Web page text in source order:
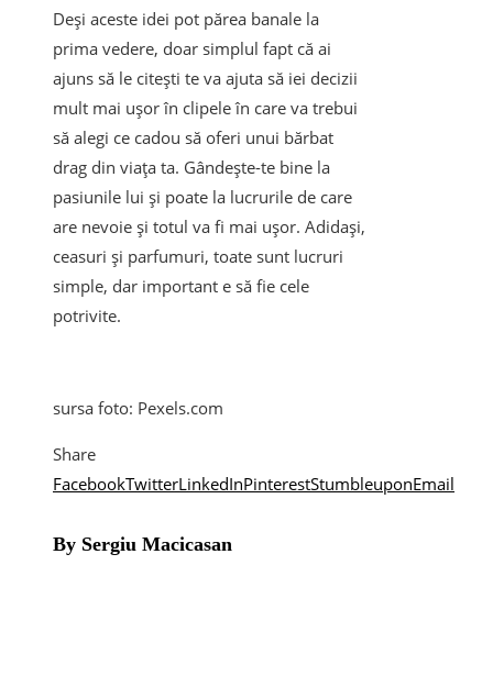
Deși aceste idei pot părea banale la
prima vedere, doar simplul fapt că ai
ajuns să le citești te va ajuta să iei decizii
mult mai ușor în clipele în care va trebui
să alegi ce cadou să oferi unui bărbat
drag din viața ta. Gândește-te bine la
pasiunile lui și poate la lucrurile de care
are nevoie și totul va fi mai ușor. Adidași,
ceasuri și parfumuri, toate sunt lucruri
simple, dar important e să fie cele
potrivite.
sursa foto: Pexels.com
Share
FacebookTwitterLinkedInPinterestStumbleuponEmail
By Sergiu Macicasan